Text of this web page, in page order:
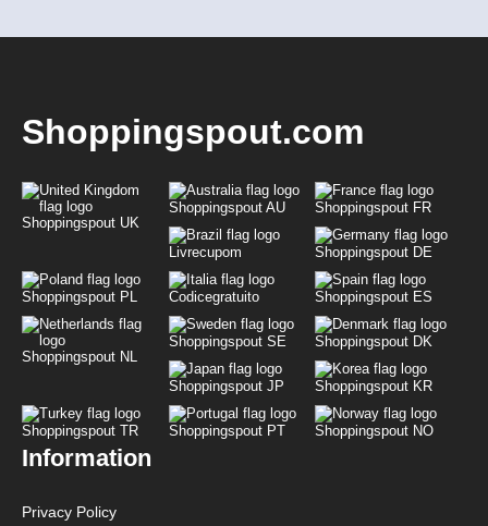
Shoppingspout.com
Shoppingspout UK
Shoppingspout AU Shoppingspout FR
Livrecupom Shoppingspout DE
Shoppingspout PL Codicegratuito Shoppingspout ES
Shoppingspout NL
Shoppingspout SE Shoppingspout DK
Shoppingspout JP Shoppingspout KR
Shoppingspout TR Shoppingspout PT Shoppingspout NO
Information
Privacy Policy